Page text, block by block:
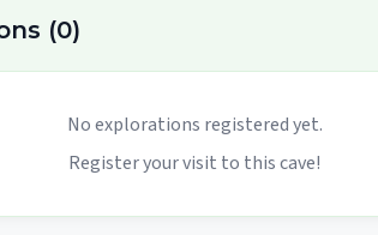
(0)
No explorations registered yet.
Register your visit to this cave!